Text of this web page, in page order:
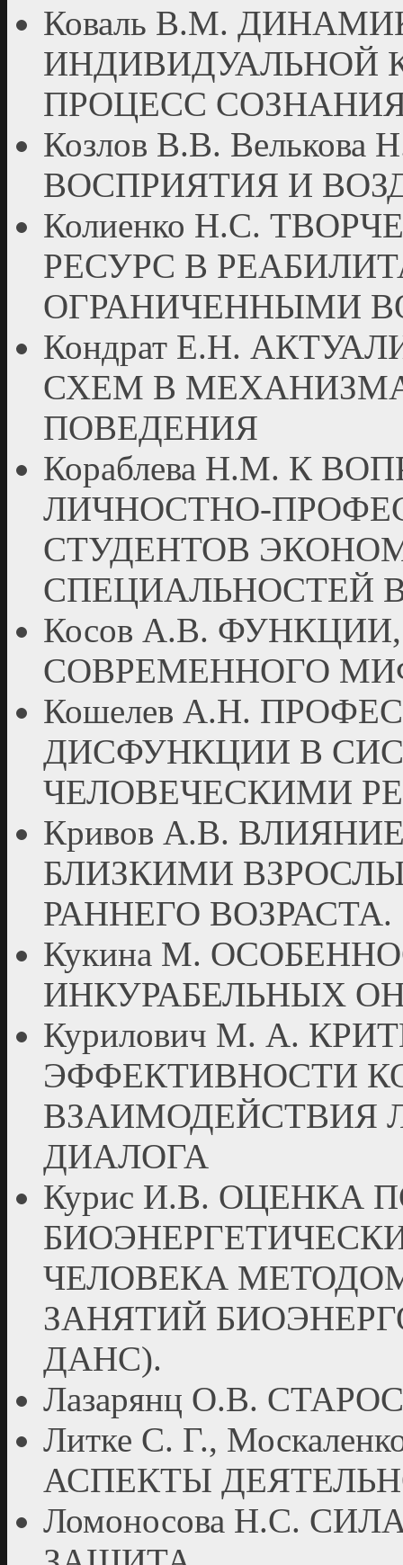
Коваль В.М.
ИНДИВИДУАЛЬНОЙ
ПРОЦЕСС
Козлов В.В.
ВОСПРИЯТИЯ И
Колиенко Н.С.
РЕСУРС В
ОГРАНИЧЕННЫМИ
Кондрат Е.Н.
СХЕМ В
ПОВЕДЕНИЯ
Кораблева Н.М. К
ЛИЧНОСТНО-
СТУДЕНТОВ
СПЕЦИАЛЬНОСТЕЙ
Косов А.В.
СОВРЕМЕННОГО
Кошелев А.Н.
ДИСФУНКЦИИ В
ЧЕЛОВЕЧЕСКИМИ
Кривов А.В.
БЛИЗКИМИ
РАННЕГО ВОЗРАСТА.
Кукина М.
ИНКУРАБЕЛЬНЫХ
Курилович М. А.
ЭФФЕКТИВНОСТИ
ВЗАИМОДЕЙСТВИЯ
ДИАЛОГА
Курис И.В. ОЦЕНКА
ЧЕЛОВЕКА
ЗАНЯТИЙ
ДАНС).
Лазарянц О.В.
Литке С. Г.,
АСПЕКТЫ
Ломоносова Н.С.